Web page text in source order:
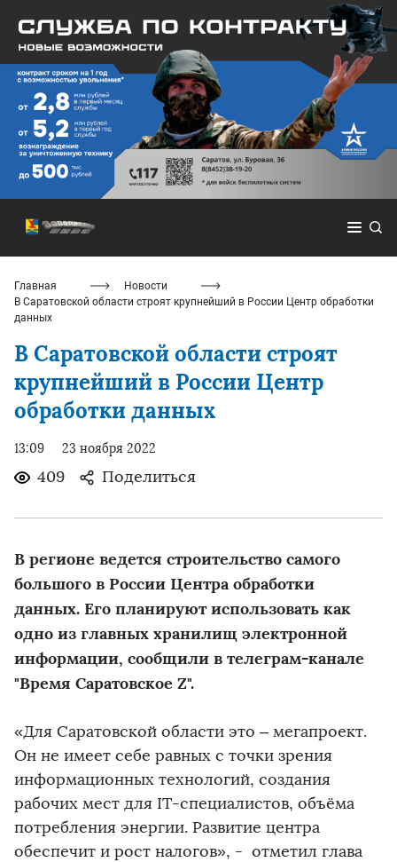
Главная
Новости
В Саратовской области строят крупнейший в России Центр обработки
данных
В Саратовской области строят
крупнейший в России Центр
обработки данных
13:09 23 ноября 2022
409 Поделиться
В регионе ведется строительство самого
большого в России Центра обработки
данных. Его планируют использовать как
одно из главных хранилищ электронной
информации, сообщили в телеграм-канале
"Время Саратовское Z".
«Для Саратовской области это – мегапроект.
Он не имеет себе равных с точки зрения
информационных технологий, создания
рабочих мест для IT-специалистов, объёма
потребления энергии. Развитие центра
обеспечит и рост налогов», - отметил глава